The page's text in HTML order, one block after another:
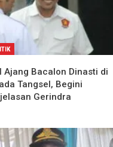
Ajang Bacalon Dinasti di
Tangsel, Begini
Gerindra